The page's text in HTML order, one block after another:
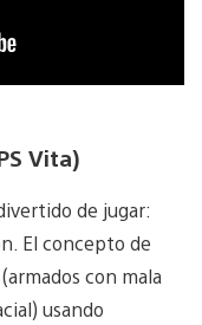
Vita)
de jugar:
El concepto de
con mala
usando